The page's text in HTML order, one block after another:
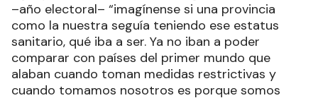
–año electoral– “imagínense si una provincia
como la nuestra seguía teniendo ese estatus
sanitario, qué iba a ser. Ya no iban a poder
comparar con países del primer mundo que
alaban cuando toman medidas restrictivas y
cuando tomamos nosotros es porque somos